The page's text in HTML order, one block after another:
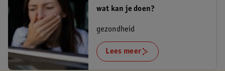
wat kan je doen?
gezondheid
Lees meer